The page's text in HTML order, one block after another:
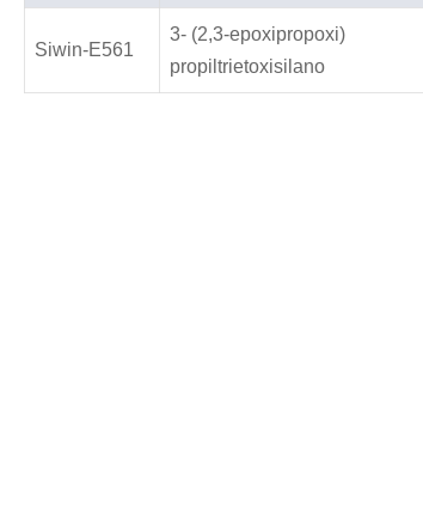
Siwin-E561
3- (2,3-epoxipropoxi)
propiltrietoxisilano